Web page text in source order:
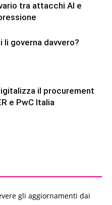
tra attacchi AI e
li governa davvero?
il procurement
e PwC Italia
gli aggiornamenti dai